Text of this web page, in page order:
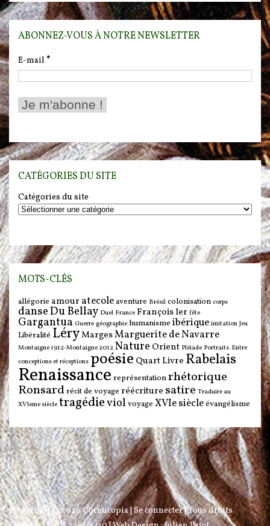
ABONNEZ-VOUS À NOTRE NEWSLETTER
E-mail *
CATÉGORIES DU SITE
Catégories du site
MOTS-CLÉS
allégorie amour atecoleaventure Brésil colonisation corps
danseDu Bellay Duel France François Ier fête
Gargantua Guerre géographie humanisme ibérique imitation Jeu
Libéralité LéryMargesMarguerite de Navarre
Montaigne 1912-Montaigne 2012 Nature Orient Pléiade Portraits. Entre
conceptions et réceptions poésie Quart Livre Rabelais
Renaissance représentationrhétorique
Ronsardrécit de voyage réécriture satire Traduire au
XVIeme siècle tragédieviol voyage XVIe siècleévangélisme
Copyright © 2026Cornucopia|Se connecter| Tous droits